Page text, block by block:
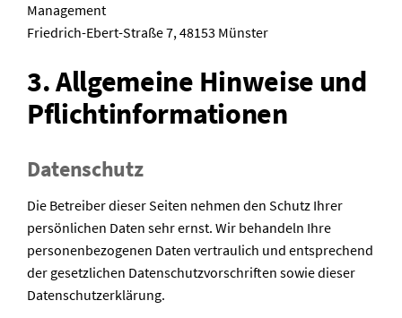
Management
Friedrich-Ebert-Straße 7, 48153 Münster
3. Allgemeine Hinweise und
Pflicht­informationen
Datenschutz
Die Betreiber dieser Seiten nehmen den Schutz Ihrer
persönlichen Daten sehr ernst. Wir behandeln Ihre
personenbezogenen Daten vertraulich und entsprechend
der gesetzlichen Datenschutzvorschriften sowie dieser
Datenschutzerklärung.